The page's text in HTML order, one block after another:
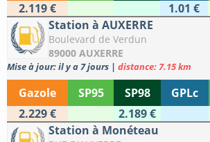
2.119 €
1.01 €
Station à AUXERRE
Boulevard de Verdun
89000 AUXERRE
Mise à jour: il y a 7 jours | distance: 7.15 km
Gazole SP95 SP98 GPLc
2.229 €
2.189 €
Station à Monéteau